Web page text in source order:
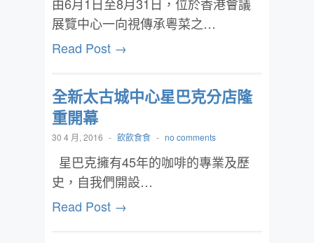
展覽中心一向視傳承粵菜之…
Read Post →
全新太古城中心星巴克分店隆
重開幕
30 4 月, 2016 - 飲飲食食 - no comments
星巴克擁有45年的咖啡的專業及歷
史，自我們開設…
Read Post →